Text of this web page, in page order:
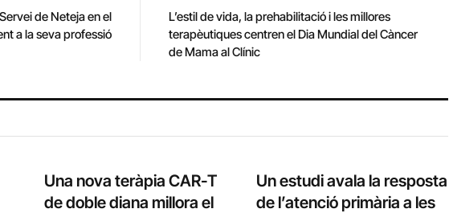
de Neteja en el
a la seva professió
L’estil de vida, la prehabilitació i les millores
terapèutiques centren el Dia Mundial del Càncer
de Mama al Clínic
Una nova teràpia CAR-T
de doble diana millora el
Un estudi avala la resposta
de l’atenció primària a les